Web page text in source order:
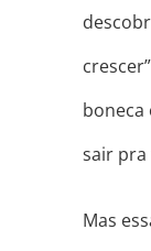
boneca
sair pra
Mas